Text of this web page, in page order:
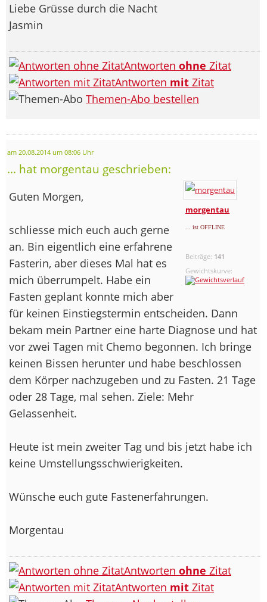
Liebe Grüsse durch die Nacht
Jasmin
Antworten ohne Zitat
Antworten mit Zitat
Themen-Abo bestellen
am 20.08.2014 um 08:06 Uhr
... hat morgentau geschrieben:
morgentau
... ist OFFLINE
Beiträge: 141
Gewichtskurve:
Guten Morgen,
schliesse mich euch auch gerne
an. Bin eigentlich eine erfahrene
Fasterin, aber dieses Mal hat es
mich überrumpelt. Habe ein
Fasten geplant konnte mich aber
für keinen Einstiegstermin entscheiden. Dann
bekam mein Partner eine harte Diagnose und hat
vor zwei Tagen mit Chemo begonnen. Ich bringe
keinen Bissen herunter und habe beschlossen
dem Körper nachzugeben und zu Fasten. 21 Tage
oder 28 Tage, mal sehen. Ziele: Mehr
Gelassenheit.
Heute ist mein zweiter Tag und bis jetzt habe ich
keine Umstellungsschwierigkeiten.
Wünsche euch gute Fastenerfahrungen.
Morgentau
Antworten ohne Zitat
Antworten mit Zitat